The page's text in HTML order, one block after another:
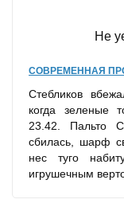
Не
СОВРЕМЕННАЯ
Стебликов
когда зеленые
23.42. Пальто
сбилась, шарф
нес туго
игрушечным